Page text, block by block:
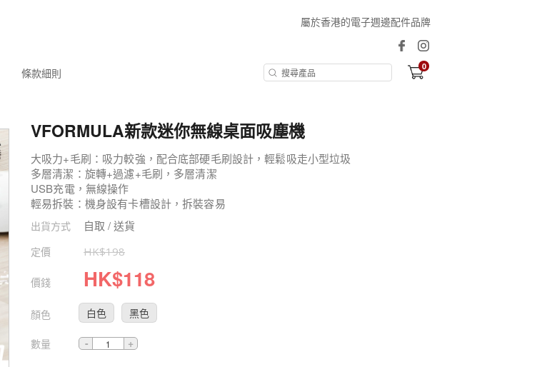
屬於香港的電子週邊配件品牌
條款細則 0
VFORMULA新款迷你無線桌面吸塵機
大吸力+毛刷：吸力較強，配合底部硬毛刷設計，輕鬆吸走小型垃圾
多層清潔：旋轉+過濾+毛刷，多層清潔
USB充電，無線操作
輕易拆裝：機身設有卡槽設計，拆裝容易
出貨方式 自取 / 送貨
定價 HK$198
價錢 HK$118
顏色 白色 黑色
數量